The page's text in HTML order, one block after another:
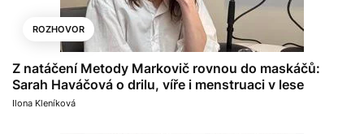
ROZHOVOR
Z natáčení Metody Markovič rovnou do maskáčů:
Sarah Haváčová o drilu, víře i menstruaci v lese
Ilona Kleníková